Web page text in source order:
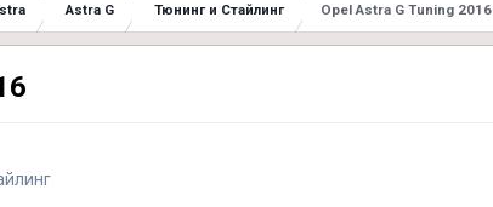
Astra G Тюнинг и Стайлинг Opel Astra G Tuning 2016